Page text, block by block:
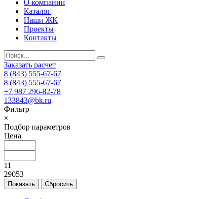
О компании
Каталог
Наши ЖК
Проекты
Контакты
Заказать расчет
8 (843) 555-67-67
8 (843) 555-67-67
+7 987 296-82-78
133843@bk.ru
Фильтр
×
Подбор параметров
Цена
11
29053